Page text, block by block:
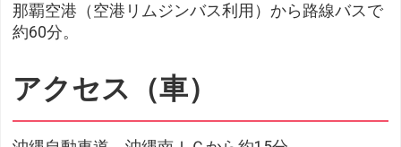
那覇空港（空港リムジンバス利用）から路線バスで
約60分。
アクセス（車）